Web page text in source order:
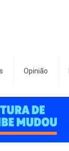
Opinião